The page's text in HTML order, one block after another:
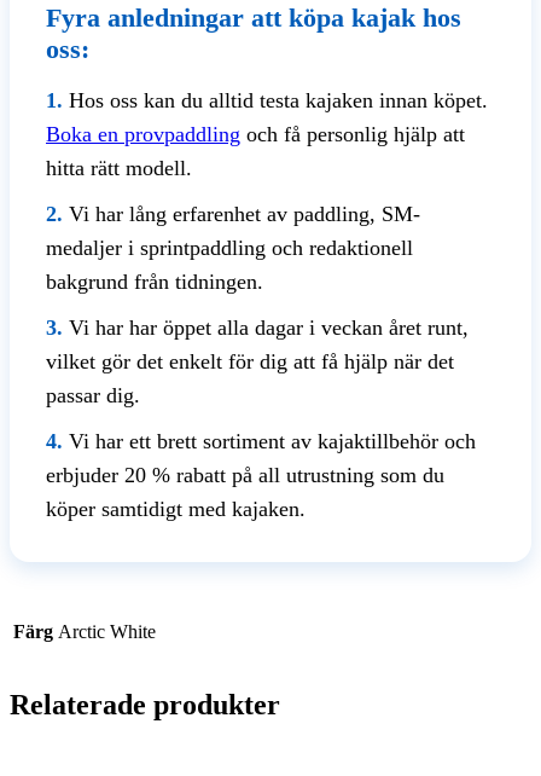
Fyra anledningar att köpa kajak hos
oss:
1. Hos oss kan du alltid testa kajaken innan köpet.
Boka en provpaddling och få personlig hjälp att
hitta rätt modell.
2. Vi har lång erfarenhet av paddling, SM-
medaljer i sprintpaddling och redaktionell
bakgrund från tidningen.
3. Vi har har öppet alla dagar i veckan året runt,
vilket gör det enkelt för dig att få hjälp när det
passar dig.
4. Vi har ett brett sortiment av kajaktillbehör och
erbjuder 20 % rabatt på all utrustning som du
köper samtidigt med kajaken.
Färg Arctic White
Relaterade produkter